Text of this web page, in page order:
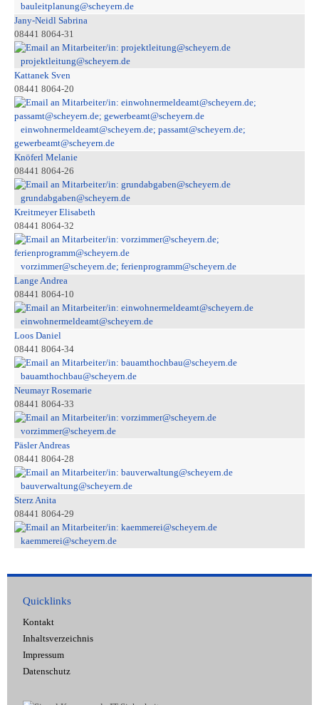
bauleitplanung@scheyern.de
Jany-Neidl Sabrina
08441 8064-31
projektleitung@scheyern.de
Kattanek Sven
08441 8064-20
einwohnermeldeamt@scheyern.de; passamt@scheyern.de;
gewerbeamt@scheyern.de
Knöferl Melanie
08441 8064-26
grundabgaben@scheyern.de
Kreitmeyer Elisabeth
08441 8064-32
vorzimmer@scheyern.de; ferienprogramm@scheyern.de
Lange Andrea
08441 8064-10
einwohnermeldeamt@scheyern.de
Loos Daniel
08441 8064-34
bauamthochbau@scheyern.de
Neumayr Rosemarie
08441 8064-33
vorzimmer@scheyern.de
Päsler Andreas
08441 8064-28
bauverwaltung@scheyern.de
Sterz Anita
08441 8064-29
kaemmerei@scheyern.de
Quicklinks
Kontakt
Inhaltsverzeichnis
Impressum
Datenschutz